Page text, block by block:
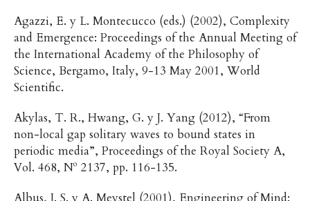
Agazzi, E. y L. Montecucco (eds.) (2002), Complexity
and Emergence: Proceedings of the Annual Meeting of
the International Academy of the Philosophy of
Science, Bergamo, Italy, 9-13 May 2001, World
Scientific.
Akylas, T. R., Hwang, G. y J. Yang (2012), “From
non-local gap solitary waves to bound states in
periodic media”, Proceedings of the Royal Society A,
Vol. 468, Nº 2137, pp. 116-135.